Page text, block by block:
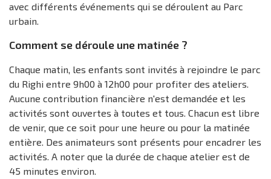
avec différents événements qui se déroulent au Parc
urbain.
Comment se déroule une matinée ?
Chaque matin, les enfants sont invités à rejoindre le parc
du Righi entre 9h00 à 12h00 pour profiter des ateliers.
Aucune contribution financière n'est demandée et les
activités sont ouvertes à toutes et tous. Chacun est libre
de venir, que ce soit pour une heure ou pour la matinée
entière. Des animateurs sont présents pour encadrer les
activités. A noter que la durée de chaque atelier est de
45 minutes environ.